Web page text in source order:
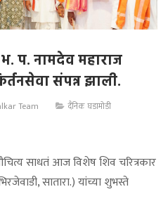
प. नामदेव महाराज
संपन्न झाली.
Team
दैनिक घडामोडी
साधतं आज विशेष शिव चरित्रकार
सातारा.) यांच्या शुभस्ते